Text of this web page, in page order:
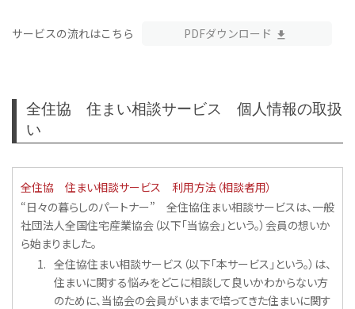
サービスの流れはこちら PDFダウンロード
全住協 住まい相談サービス 個人情報の取扱
い
全住協 住まい相談サービス 利用方法（相談者用）
“日々の暮らしのパートナー” 全住協住まい相談サービスは、一般
社団法人全国住宅産業協会（以下「当協会」という。）会員の想いか
ら始まりました。
全住協住まい相談サービス（以下「本サービス」という。）は、
住まいに関する悩みをどこに相談して良いかわからない方
のために、当協会の会員がいままで培ってきた住まいに関す